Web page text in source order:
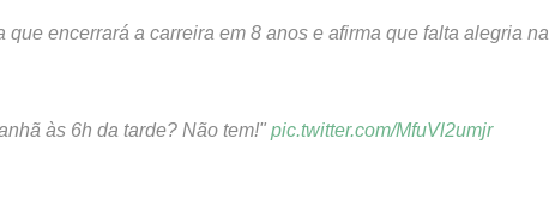
encerrará a carreira em 8 anos e afirma que falta alegria na
às 6h da tarde? Não tem!" pic.twitter.com/MfuVl2umjr